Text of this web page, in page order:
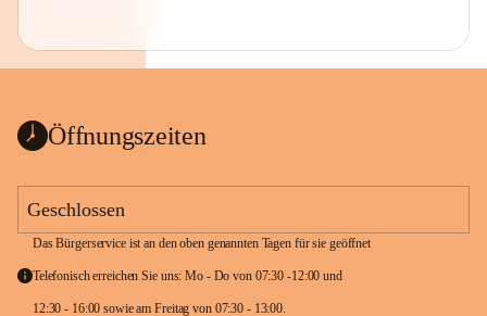
Öffnungszeiten
Geschlossen
Das Bürgerservice ist an den oben genannten Tagen für sie geöffnet
Telefonisch erreichen Sie uns: Mo - Do von 07:30 -12:00 und